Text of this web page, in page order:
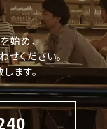
始め、
ください。
ます。